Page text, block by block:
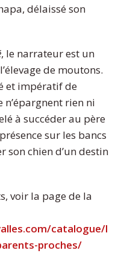
délaissé son
, le narrateur est un
de moutons.
et impératif de
rien ni
à succéder au père
sur les bancs
son chien d’un destin
voir la page de la
catalogue/l
proches/